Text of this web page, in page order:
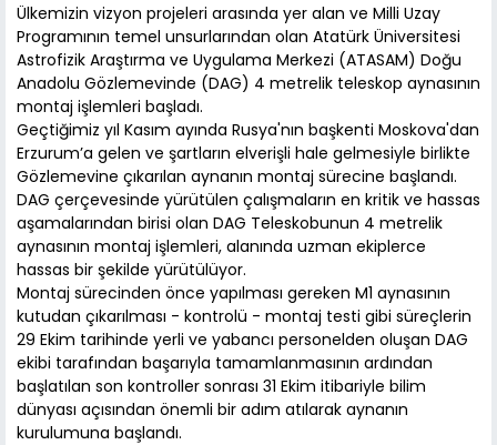
Ülkemizin vizyon projeleri arasında yer alan ve Milli Uzay
Programının temel unsurlarından olan Atatürk Üniversitesi
Astrofizik Araştırma ve Uygulama Merkezi (ATASAM) Doğu
Anadolu Gözlemevinde (DAG) 4 metrelik teleskop aynasının
montaj işlemleri başladı.
Geçtiğimiz yıl Kasım ayında Rusya'nın başkenti Moskova'dan
Erzurum’a gelen ve şartların elverişli hale gelmesiyle birlikte
Gözlemevine çıkarılan aynanın montaj sürecine başlandı.
DAG çerçevesinde yürütülen çalışmaların en kritik ve hassas
aşamalarından birisi olan DAG Teleskobunun 4 metrelik
aynasının montaj işlemleri, alanında uzman ekiplerce
hassas bir şekilde yürütülüyor.
Montaj sürecinden önce yapılması gereken M1 aynasının
kutudan çıkarılması - kontrolü - montaj testi gibi süreçlerin
29 Ekim tarihinde yerli ve yabancı personelden oluşan DAG
ekibi tarafından başarıyla tamamlanmasının ardından
başlatılan son kontroller sonrası 31 Ekim itibariyle bilim
dünyası açısından önemli bir adım atılarak aynanın
kurulumuna başlandı.